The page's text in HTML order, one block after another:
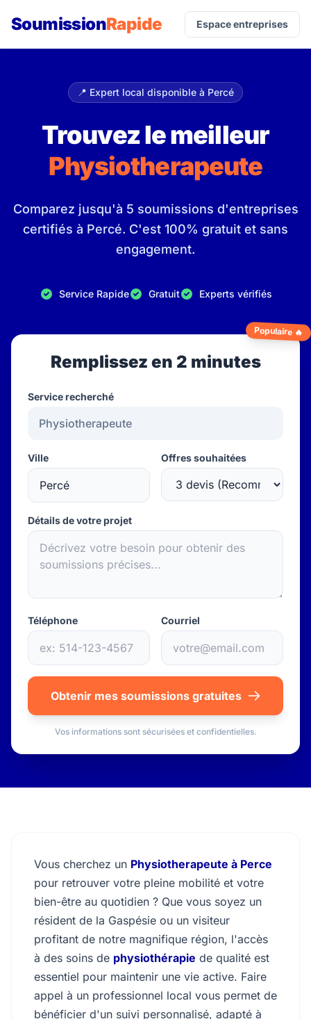
SoumissionRapide Espace entreprises
📍 Expert local disponible à Percé
Trouvez le meilleur
Physiotherapeute
Comparez jusqu'à 5 soumissions d'entreprises
certifiés à Percé. C'est 100% gratuit et sans
engagement.
Service Rapide Gratuit Experts vérifiés
Populaire 🔥
Remplissez en 2 minutes
Service recherché
Ville Offres souhaitées
Détails de votre projet
Téléphone Courriel
Obtenir mes soumissions gratuites
Vos informations sont sécurisées et confidentielles.
Vous cherchez un Physiotherapeute à Perce
pour retrouver votre pleine mobilité et votre
bien-être au quotidien ? Que vous soyez un
résident de la Gaspésie ou un visiteur
profitant de notre magnifique région, l'accès
à des soins de physiothérapie de qualité est
essentiel pour maintenir une vie active. Faire
appel à un professionnel local vous permet de
bénéficier d'un suivi personnalisé, adapté à